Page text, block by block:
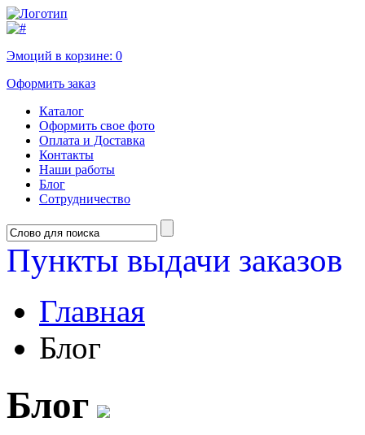
Эмоций в корзине: 0
Оформить заказ
Каталог
Оформить свое фото
Оплата и Доставка
Контакты
Наши работы
Блог
Сотрудничество
Пункты выдачи заказов
Главная
Блог
Блог